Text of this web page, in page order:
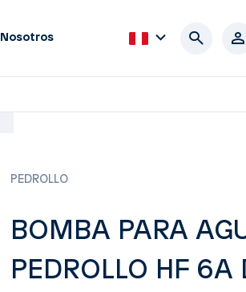
Nosotros
PEDROLLO
BOMBA PARA
PEDROLLO HF 6A